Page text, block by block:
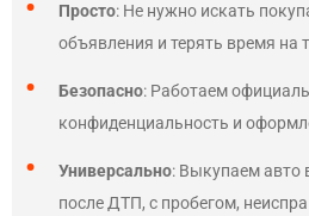
Просто: Не нужно искать
объявления и терять время на
Безопасно: Работаем
конфиденциальность и
Универсально: Выкупаем авто
после ДТП, с пробегом,